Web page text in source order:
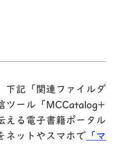
下記「関連ファイルダ
ツール「MCCatalog+
る電子書籍ポータル
ネットやスマホで
「マ